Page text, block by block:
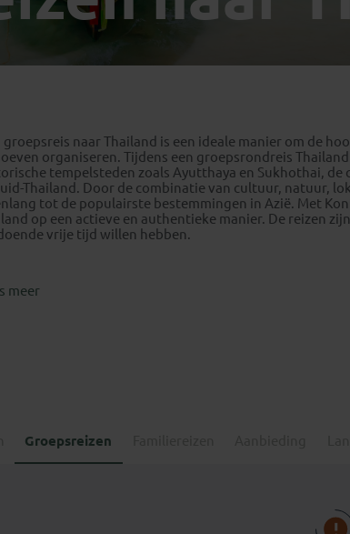
Mexico(4)
Georgië(4)
Litouwen(3)
Moldavië(1)
Montenegro (2)
Noord-Macedonië (1)
groepsreis naar Thailand is een ideale manier om de
organiseren. Tijdens een groepsrondreis
tempelsteden zoals Ayutthaya en Sukhothai,
Thailand. Door de combinatie van cultuur, natuur,
tot de populairste bestemmingen in Azië. Met
land op een actieve en authentieke manier. De reizen
vrije tijd willen hebben.
meer
Groepsreizen